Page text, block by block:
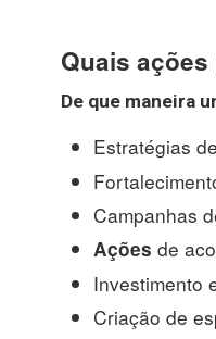
Quais
De que maneira
Estratégias
Campanhas
Ações de
Investimento
Criação de